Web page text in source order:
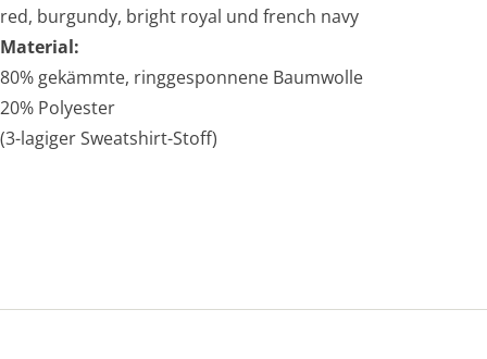
red, burgundy, bright royal und french navy
Material:
80% gekämmte, ringgesponnene Baumwolle
20% Polyester
(3-lagiger Sweatshirt-Stoff)